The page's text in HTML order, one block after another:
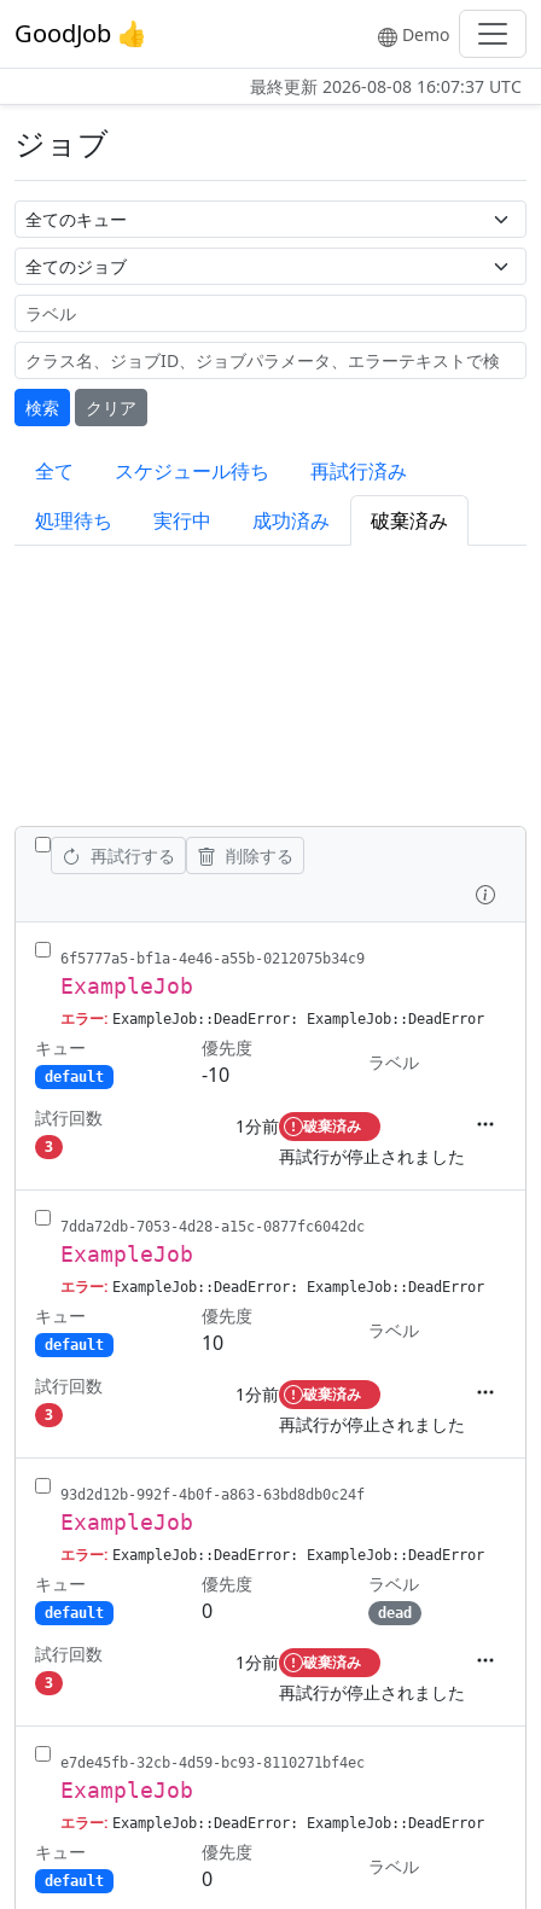
GoodJob 👍 Demo
最終更新 2026-08-08 16:07:37 UTC
ジョブ
キュー名
ジョブ名
ラベル
検索
クリア
全て スケジュール待ち
再試行済み
処理待ち
実行中 成功済み 破棄済み
すべてのジョブを切り替える
再試行する
削除する
調査
6f5777a5-bf1a-4e46-a55b-0212075b34c9
ExampleJob
エラー: ExampleJob::DeadError: ExampleJob::DeadError
キュー
default
優先度
-10 ラベル
試行回数
3
1分前 破棄済み
再試行が停止されました
7dda72db-7053-4d28-a15c-0877fc6042dc
ExampleJob
エラー: ExampleJob::DeadError: ExampleJob::DeadError
キュー
default
優先度
10 ラベル
試行回数
3
1分前 破棄済み
再試行が停止されました
93d2d12b-992f-4b0f-a863-63bd8db0c24f
ExampleJob
エラー: ExampleJob::DeadError: ExampleJob::DeadError
キュー
default
優先度
0
ラベル
dead
試行回数
3
1分前 破棄済み
再試行が停止されました
e7de45fb-32cb-4d59-bc93-8110271bf4ec
ExampleJob
エラー: ExampleJob::DeadError: ExampleJob::DeadError
キュー
default
優先度
0 ラベル